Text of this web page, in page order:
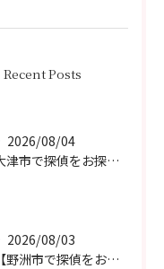
Recent Posts
2026/08/04
大津市で探偵をお探しなら滋賀クリスタル探偵事務所｜浮気調査・不倫調査・素行調査・人探しに対応
2026/08/03
【野洲市で探偵をお探しなら】滋賀クリスタル探偵事務所｜野洲市対応・相談無料・秘密厳守